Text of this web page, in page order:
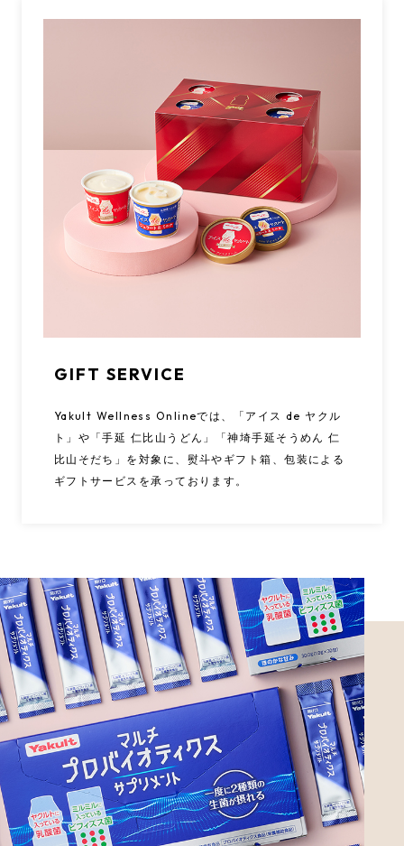
GIFT SERVICE
Yakult Wellness Onlineでは、「アイス de ヤクル
ト」や「手延 仁比山うどん」「神埼手延そうめん 仁
比山そだち」を対象に、熨斗やギフト箱、包装による
ギフトサービスを承っております。